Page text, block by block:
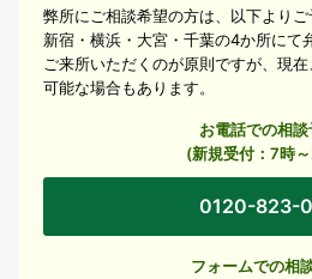
弊所にご相談希望の方は、以下よりご
新宿・横浜・大宮・千葉の4か所にて
ご来所いただくのが原則ですが、現
可能な場合もあります。
お電話での相談
(新規受付：7時
0120-823-
フォームでの相